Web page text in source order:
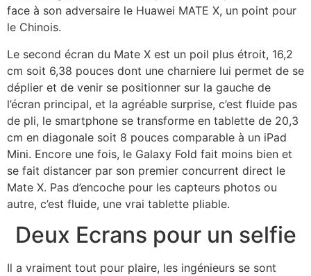
face à son adversaire le Huawei MATE X, un point pour
le Chinois.
Le second écran du Mate X est un poil plus étroit, 16,2
cm soit 6,38 pouces dont une charniere lui permet de se
déplier et de venir se positionner sur la gauche de
l’écran principal, et la agréable surprise, c’est fluide pas
de pli, le smartphone se transforme en tablette de 20,3
cm en diagonale soit 8 pouces comparable à un iPad
Mini. Encore une fois, le Galaxy Fold fait moins bien et
se fait distancer par son premier concurrent direct le
Mate X. Pas d’encoche pour les capteurs photos ou
autre, c’est fluide, une vrai tablette pliable.
Deux Ecrans pour un selfie
Il a vraiment tout pour plaire, les ingénieurs se sont